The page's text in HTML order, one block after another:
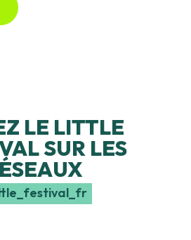
LE LITTLE
SUR LES